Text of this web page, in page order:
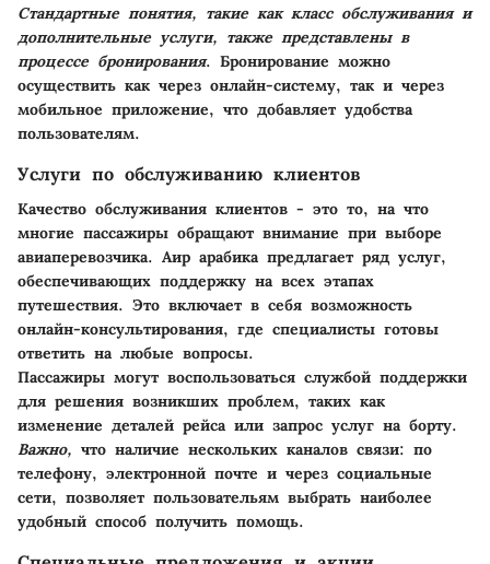
Стандартные понятия, такие как класс обслуживания и
дополнительные услуги, также представлены в
процессе бронирования. Бронирование можно
осуществить как через онлайн-систему, так и через
мобильное приложение, что добавляет удобства
пользователям.
Услуги по обслуживанию клиентов
Качество обслуживания клиентов - это то, на что
многие пассажиры обращают внимание при выборе
авиаперевозчика. Аир арабика предлагает ряд услуг,
обеспечивающих поддержку на всех этапах
путешествия. Это включает в себя возможность
онлайн-консультирования, где специалисты готовы
ответить на любые вопросы.
Пассажиры могут воспользоваться службой поддержки
для решения возникших проблем, таких как
изменение деталей рейса или запрос услуг на борту.
Важно, что наличие нескольких каналов связи: по
телефону, электронной почте и через социальные
сети, позволяет пользовательям выбрать наиболее
удобный способ получить помощь.